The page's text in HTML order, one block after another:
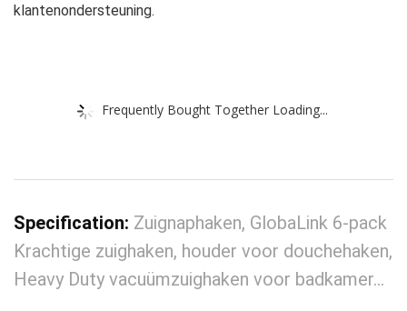
klantenondersteuning.
Frequently Bought Together Loading...
Specification: Zuignaphaken, GlobaLink 6-pack
Krachtige zuighaken, houder voor douchehaken,
Heavy Duty vacuümzuighaken voor badkamer…